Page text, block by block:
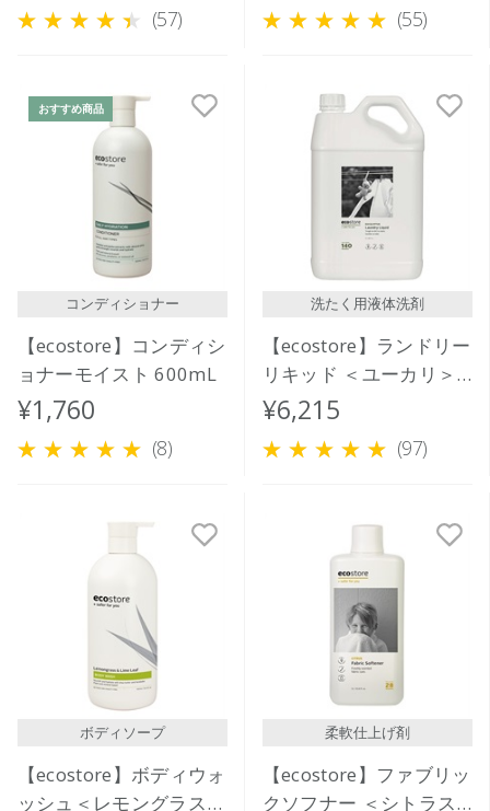
(57) (55)
おすすめ商品
コンディショナー
【ecostore】コンディシ
ョナーモイスト 600mL
¥1,760
(8)
洗たく用液体洗剤
【ecostore】ランドリー
リキッド ＜ユーカリ＞
5L
¥6,215
(97)
ボディソープ
【ecostore】ボディウォ
ッシュ＜レモングラス＆
柔軟仕上げ剤
【ecostore】ファブリッ
クソフナー ＜シトラス